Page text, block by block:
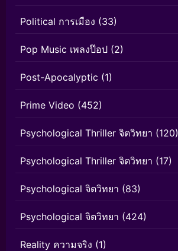
Political การเมือง (33)
Pop Music เพลงป๊อป (2)
Post-Apocalyptic (1)
Prime Video (452)
Psychological Thriller จิตวิทยา (120)
Psychological Thriller จิตวิทยา (17)
Psychological จิตวิทยา (83)
Psychological จิตวิทยา (424)
Reality ความจริง (1)